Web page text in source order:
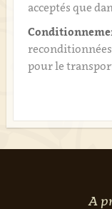
acceptés que
pour le
A